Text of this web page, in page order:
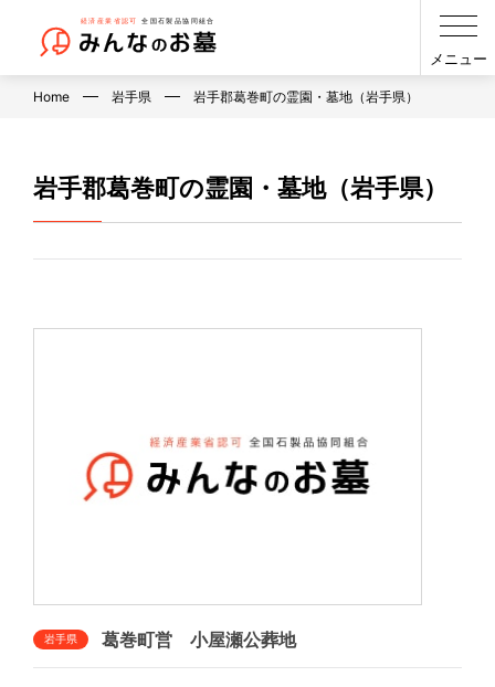
メニュー
Home 岩手県 岩手郡葛巻町の霊園・墓地（岩手県）
岩手郡葛巻町の霊園・墓地（岩手県）
岩手県 葛巻町営 小屋瀬公葬地